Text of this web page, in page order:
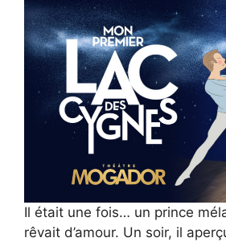
Il était une fois… un prince
rêvait d’amour. Un soir, il